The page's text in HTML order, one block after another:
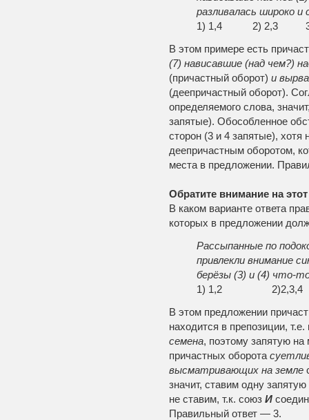
разливалась широко и
1) 1,4 2) 2,3
В этом примере есть
(7) нависавшие (над чем?)
(причастный оборот) и
(деепричастный оборот).
определяемого слова,
запятые). Обособленное
сторон (3 и 4 запятые), хотя
деепричастным оборотом,
места в предложении.
Обратите внимание на
В каком варианте ответа
которых в предложении
Рассыпанные по
привлекли внимание
берёзы (3) и (4) что-
1) 1,2
В этом предложении
находится в препозиции,
семена, поэтому запятую
причастных оборота
высматривающих на земле
значит, ставим одну
не ставим, т.к. союз И
Правильный ответ — 3.